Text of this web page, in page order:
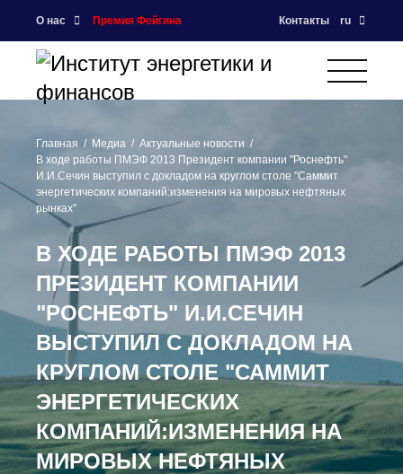
О нас Премия Фейгина Контакты ru
Главная Медиа
Актуальные новости
В ходе работы ПМЭФ 2013 Президент компании "Роснефть"
И.И.Сечин выступил с докладом на круглом столе "Саммит
энергетических компаний:изменения на мировых нефтяных
рынках"
В ХОДЕ РАБОТЫ ПМЭФ 2013
ПРЕЗИДЕНТ КОМПАНИИ
"РОСНЕФТЬ" И.И.СЕЧИН
ВЫСТУПИЛ С ДОКЛАДОМ НА
КРУГЛОМ СТОЛЕ "САММИТ
ЭНЕРГЕТИЧЕСКИХ
КОМПАНИЙ:ИЗМЕНЕНИЯ НА
МИРОВЫХ НЕФТЯНЫХ